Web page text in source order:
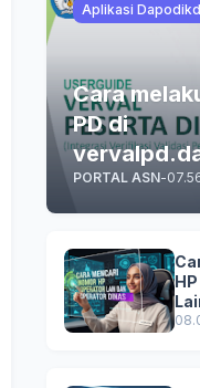
Aplikasi
Cara
PD di
PORTAL ASN-